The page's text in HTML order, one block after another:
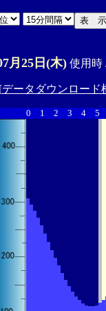
月25日(木)使用時
[データダウンロード
0 1 2 3 4 5